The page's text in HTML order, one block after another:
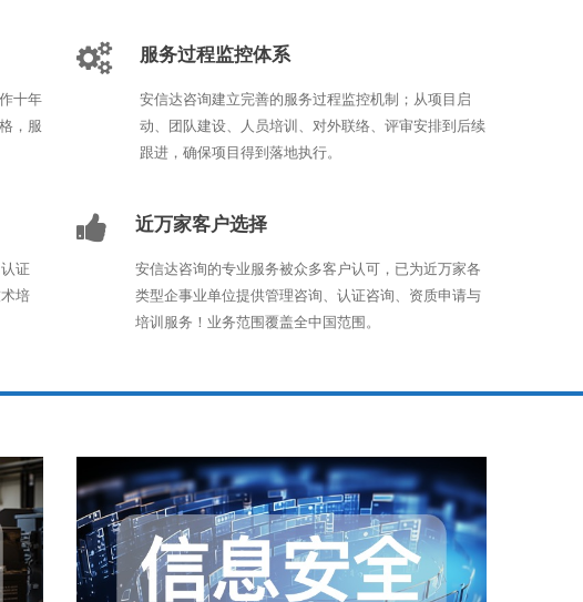
十年
，服
服务过程监控体系
安信达咨询建立完善的服务过程监控机制；从项目启
动、团队建设、人员培训、对外联络、评审安排到后续
跟进，确保项目得到落地执行。
证
培
近万家客户选择
安信达咨询的专业服务被众多客户认可，已为近万家各
类型企事业单位提供管理咨询、认证咨询、资质申请与
培训服务！业务范围覆盖全中国范围。